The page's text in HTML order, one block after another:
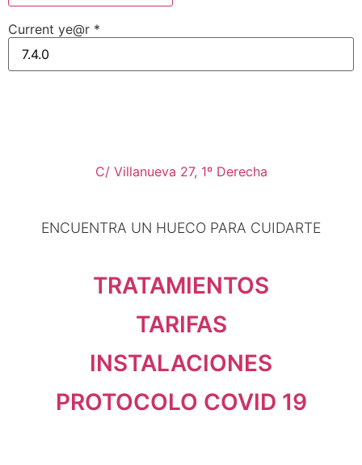
Current ye@r *
C/ Villanueva 27, 1º Derecha
ENCUENTRA UN HUECO PARA CUIDARTE
TRATAMIENTOS
TARIFAS
INSTALACIONES
PROTOCOLO COVID 19